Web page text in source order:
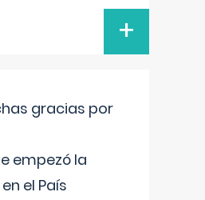
+
gracias por
empezó la
el País